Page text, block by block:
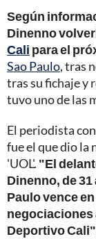
Según
Dinenno
Cali para el
Sao Paulo, tras
tras su fichaje y
tuvo uno de las
El periodista
fue el que dio la
'UOL'. "El
Dinenno, de
Paulo vence
negociaciones
Deportivo Cali"